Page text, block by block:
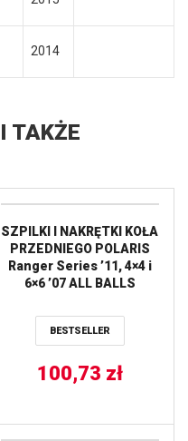
2014
TAKŻE
SZPILKI I NAKRĘTKI KOŁA
PRZEDNIEGO POLARIS
Ranger Series ’11, 4×4 i
6×6 ’07 ALL BALLS
BESTSELLER
100,73 zł